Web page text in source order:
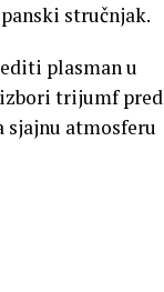
stručnjak.
plasman u
trijumf pred
sjajnu atmosferu